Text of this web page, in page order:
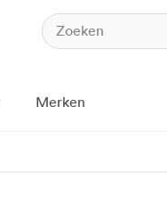
Merken